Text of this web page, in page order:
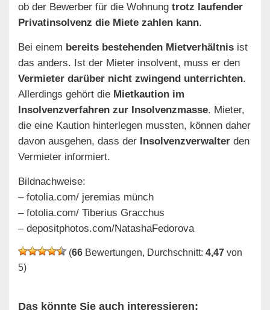
ob der Bewerber für die Wohnung trotz laufender
Privatinsolvenz die Miete zahlen kann
Bei einem bereits bestehenden Mietverhältnis ist
das anders. Ist der Mieter insolvent, muss er den
Vermieter darüber nicht zwingend unterrichten
Allerdings gehört die Mietkaution im
Insolvenzverfahren zur Insolvenzmasse . Mieter,
die eine Kaution hinterlegen mussten, können daher
davon ausgehen, dass der Insolvenzverwalter den
Vermieter informiert.
Bildnachweise:
– fotolia.com/ jeremias münch
– fotolia.com/ Tiberius Gracchus
– depositphotos.com/NatashaFedorova
(66 Bewertungen, Durchschnitt: 4,47 von
5)
Das könnte Sie auch interessieren: